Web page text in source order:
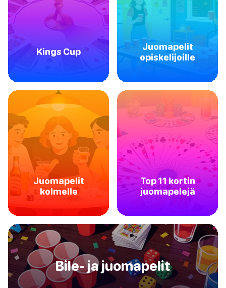
Kings Cup
Juomapelit
opiskelijoille
Juomapelit
kolmelle
Top 11 kortin
juomapelejä
Bile- ja juomapelit